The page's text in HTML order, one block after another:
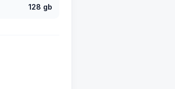
128 gb